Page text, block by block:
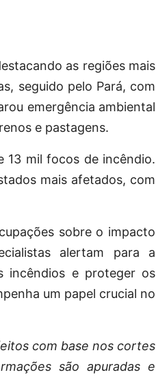
as regiões mais
seguido pelo Pará, com
emergência ambiental
e pastagens.
13 mil focos de incêndio.
mais afetados, com
sobre o impacto
alertam para a
incêndios e proteger os
um papel crucial no
com base nos cortes
são apuradas e